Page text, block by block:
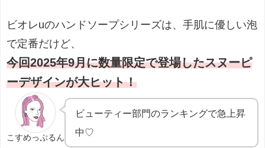
ビオレuのハンドソープシリーズは、手肌に優しい泡
で定番だけど、
今回2025年9月に数量限定で登場したスヌーピ
ーデザインが大ヒット！
こすめっぷるん
ビューティー部門のランキングで急上昇
中♡